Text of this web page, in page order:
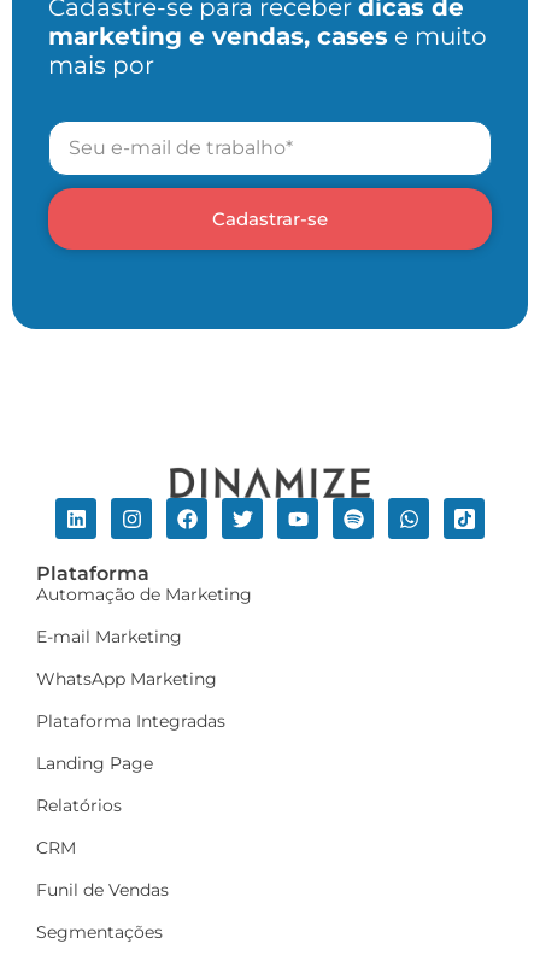
Cadastre-se para receber dicas de
marketing e vendas, cases e muito
mais por
Cadastrar-se
Plataforma
Automação de Marketing
E-mail Marketing
WhatsApp Marketing
Plataforma Integradas
Landing Page
Relatórios
CRM
Funil de Vendas
Segmentações